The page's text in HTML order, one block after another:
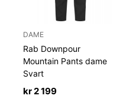
DAME
Rab Downpour
Mountain Pants dame
Svart
kr2 199